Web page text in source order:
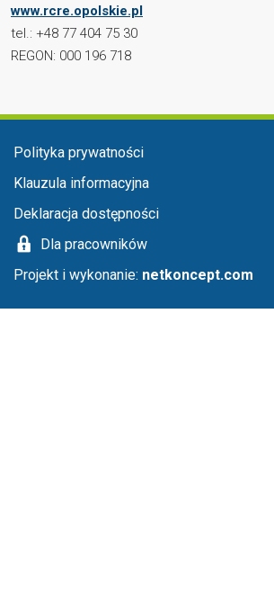
www.rcre.opolskie.pl
tel.: +48 77 404 75 30
REGON: 000 196 718
Menu stopka
Polityka prywatności
Klauzula informacyjna
Deklaracja dostępności
Dla pracowników
Projekt i wykonanie: netkoncept.com